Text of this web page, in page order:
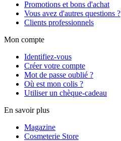
Promotions et bons d'achat
Vous avez d'autres questions ?
Clients professionnels
Mon compte
Identifiez-vous
Créer votre compte
Mot de passe oublié ?
Où est mon colis ?
Utiliser un chèque-cadeau
En savoir plus
Magazine
Cosmeterie Store